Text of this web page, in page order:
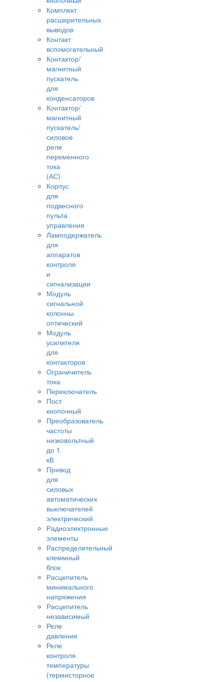
Комплект
расширительных
выводов
Контакт
вспомогательный
Контактор/
магнитный
пускатель
для
конденсаторов
Контактор/
магнитный
пускатель/
силовое
реле
переменного
тока
(АС)
Корпус
для
подвесного
пульта
управления
Ламподержатель
для
аппаратов
контроля
и
сигнализации
Модуль
сигнальной
колонны
оптический
Модуль
усилителя
для
контакторов
Ограничитель
тока
Переключатель
Пост
кнопочный
Преобразователь
частоты
низковольтный
до 1
кВ
Привод
для
силовых
автоматических
выключателей
электрический
Радиоэлектронные
элементы
Распределительный
клеммный
блок
Расцепитель
минимального
напряжения
Расцепитель
независимый
Реле
давления
Реле
контроля
температуры
(термисторное